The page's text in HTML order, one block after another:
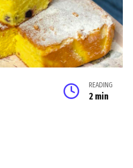
READING
2 min